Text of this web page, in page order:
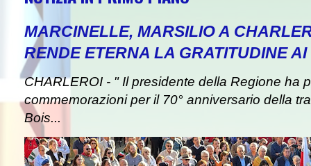
MARCINELLE, MARSILIO A
RENDE ETERNA LA GRATITUDINE
CHARLEROI - " Il presidente della Regione ha
commemorazioni per il 70° anniversario della
Bois...